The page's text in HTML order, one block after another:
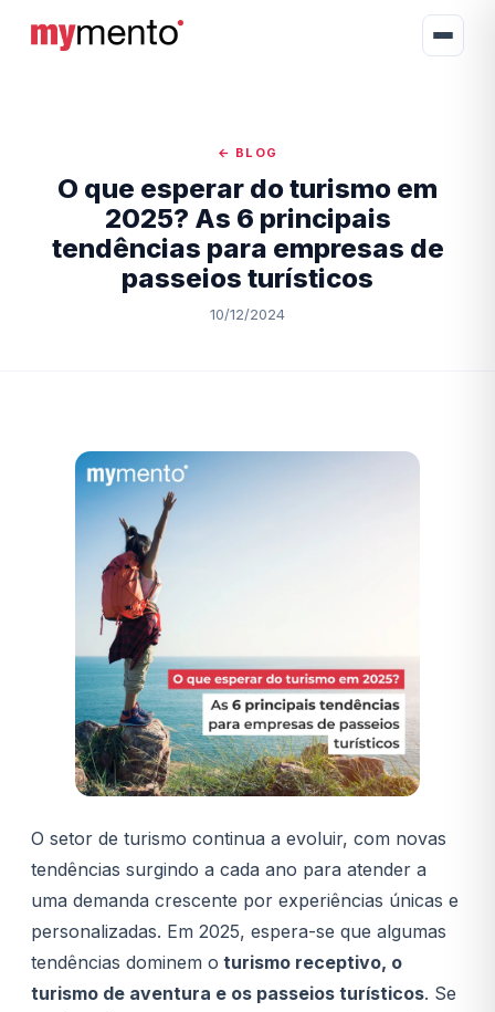
← BLOG
O que esperar do turismo em
2025? As 6 principais
tendências para empresas de
passeios turísticos
10/12/2024
O setor de turismo continua a evoluir, com novas
tendências surgindo a cada ano para atender a
uma demanda crescente por experiências únicas e
personalizadas. Em 2025, espera-se que algumas
tendências dominem o turismo receptivo, o
turismo de aventura e os passeios turísticos. Se